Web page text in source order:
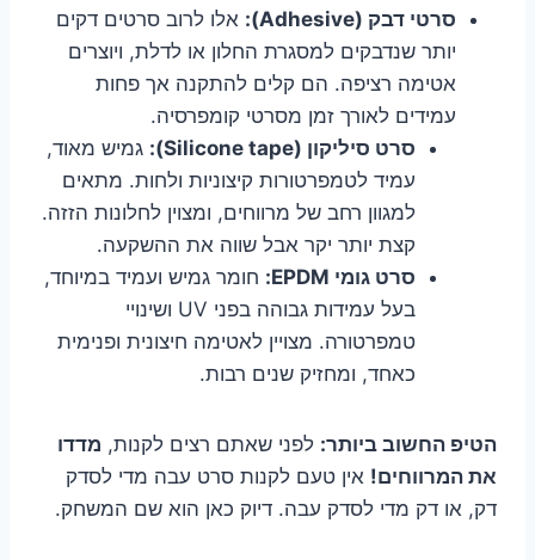
סרטי דבק (Adhesive):
אלו לרוב סרטים דקים
יותר שנדבקים למסגרת החלון או לדלת, ויוצרים
אטימה רציפה. הם קלים להתקנה אך פחות
עמידים לאורך זמן מסרטי קומפרסיה.
סרט סיליקון (Silicone tape):
גמיש מאוד,
עמיד לטמפרטורות קיצוניות ולחות. מתאים
למגוון רחב של מרווחים, ומצוין לחלונות הזזה.
קצת יותר יקר אבל שווה את ההשקעה.
סרט גומי EPDM:
חומר גמיש ועמיד במיוחד,
בעל עמידות גבוהה בפני UV ושינויי
טמפרטורה. מצויין לאטימה חיצונית ופנימית
כאחד, ומחזיק שנים רבות.
הטיפ החשוב ביותר: לפני שאתם רצים לקנות, מדדו
את המרווחים! אין טעם לקנות סרט עבה מדי לסדק
דק, או דק מדי לסדק עבה. דיוק כאן הוא שם המשחק.